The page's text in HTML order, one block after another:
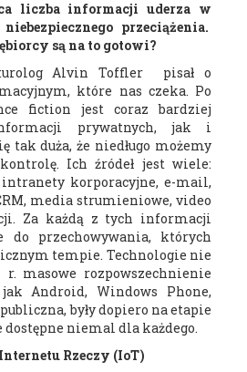
liczba informacji uderza w
przeciążenia.
są na to gotowi?
Alvin Toffler pisał o
które nas czeka. Po
fiction jest coraz bardziej
prywatnych, jak i
tak duża, że niedługo możemy
Ich źródeł jest wiele:
korporacyjne, e-mail,
media strumieniowe, video
Za każdą z tych informacji
do przechowywania, których
tempie. Technologie nie
masowe rozpowszechnienie
Android, Windows Phone,
były dopiero na etapie
dostępne niemal dla każdego.
Rzeczy (IoT)